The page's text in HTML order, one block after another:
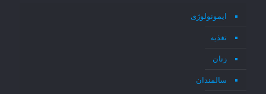
ایمونولوژی
تغذیه
زنان
سالمندان